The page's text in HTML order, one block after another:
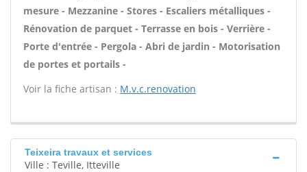
mesure - Mezzanine - Stores - Escaliers métalliques -
Rénovation de parquet - Terrasse en bois - Verrière -
Porte d'entrée - Pergola - Abri de jardin - Motorisation
de portes et portails -
Voir la fiche artisan : M.v.c.renovation
Teixeira travaux et services
Ville : Teville, Itteville